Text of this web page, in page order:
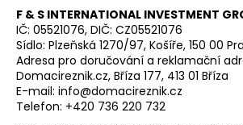
F & S INTERNATIONAL INVESTMENT
IČ: 05521076, DIČ: CZ05521076
Sídlo: Plzeňská 1270/97, Košíře, 150 00
Adresa pro doručování a reklamační
Domacireznik.cz, Bříza 177, 413 01 Bříza
E-mail: info@domacireznik.cz
Telefon: +420 736 220 732
e
b
u
j
e